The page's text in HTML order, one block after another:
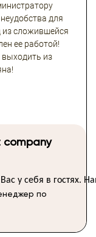
для
из сложившейся
ее работой!
выходить из
company
Вас у себя в гостях.
по